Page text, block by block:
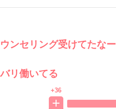
ンセリング受けてたなー
リ働いてる
+36